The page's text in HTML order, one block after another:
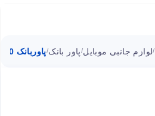
/لوازم جانبی موبایل/پاور بانک/پاوربانک LIPOW p10079100113-00 باسئوس ظرفیت 20000 میلی آمپرساعت توان 15 وات